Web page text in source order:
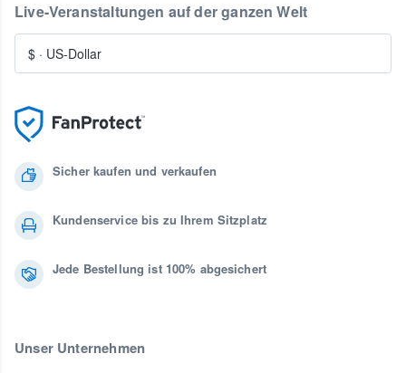
Sicher kaufen und verkaufen
Kundenservice bis zu Ihrem Sitzplatz
Jede Bestellung ist 100% abgesichert
Unser Unternehmen
Live-Veranstaltungen auf der ganzen Welt
$ · US-Dollar